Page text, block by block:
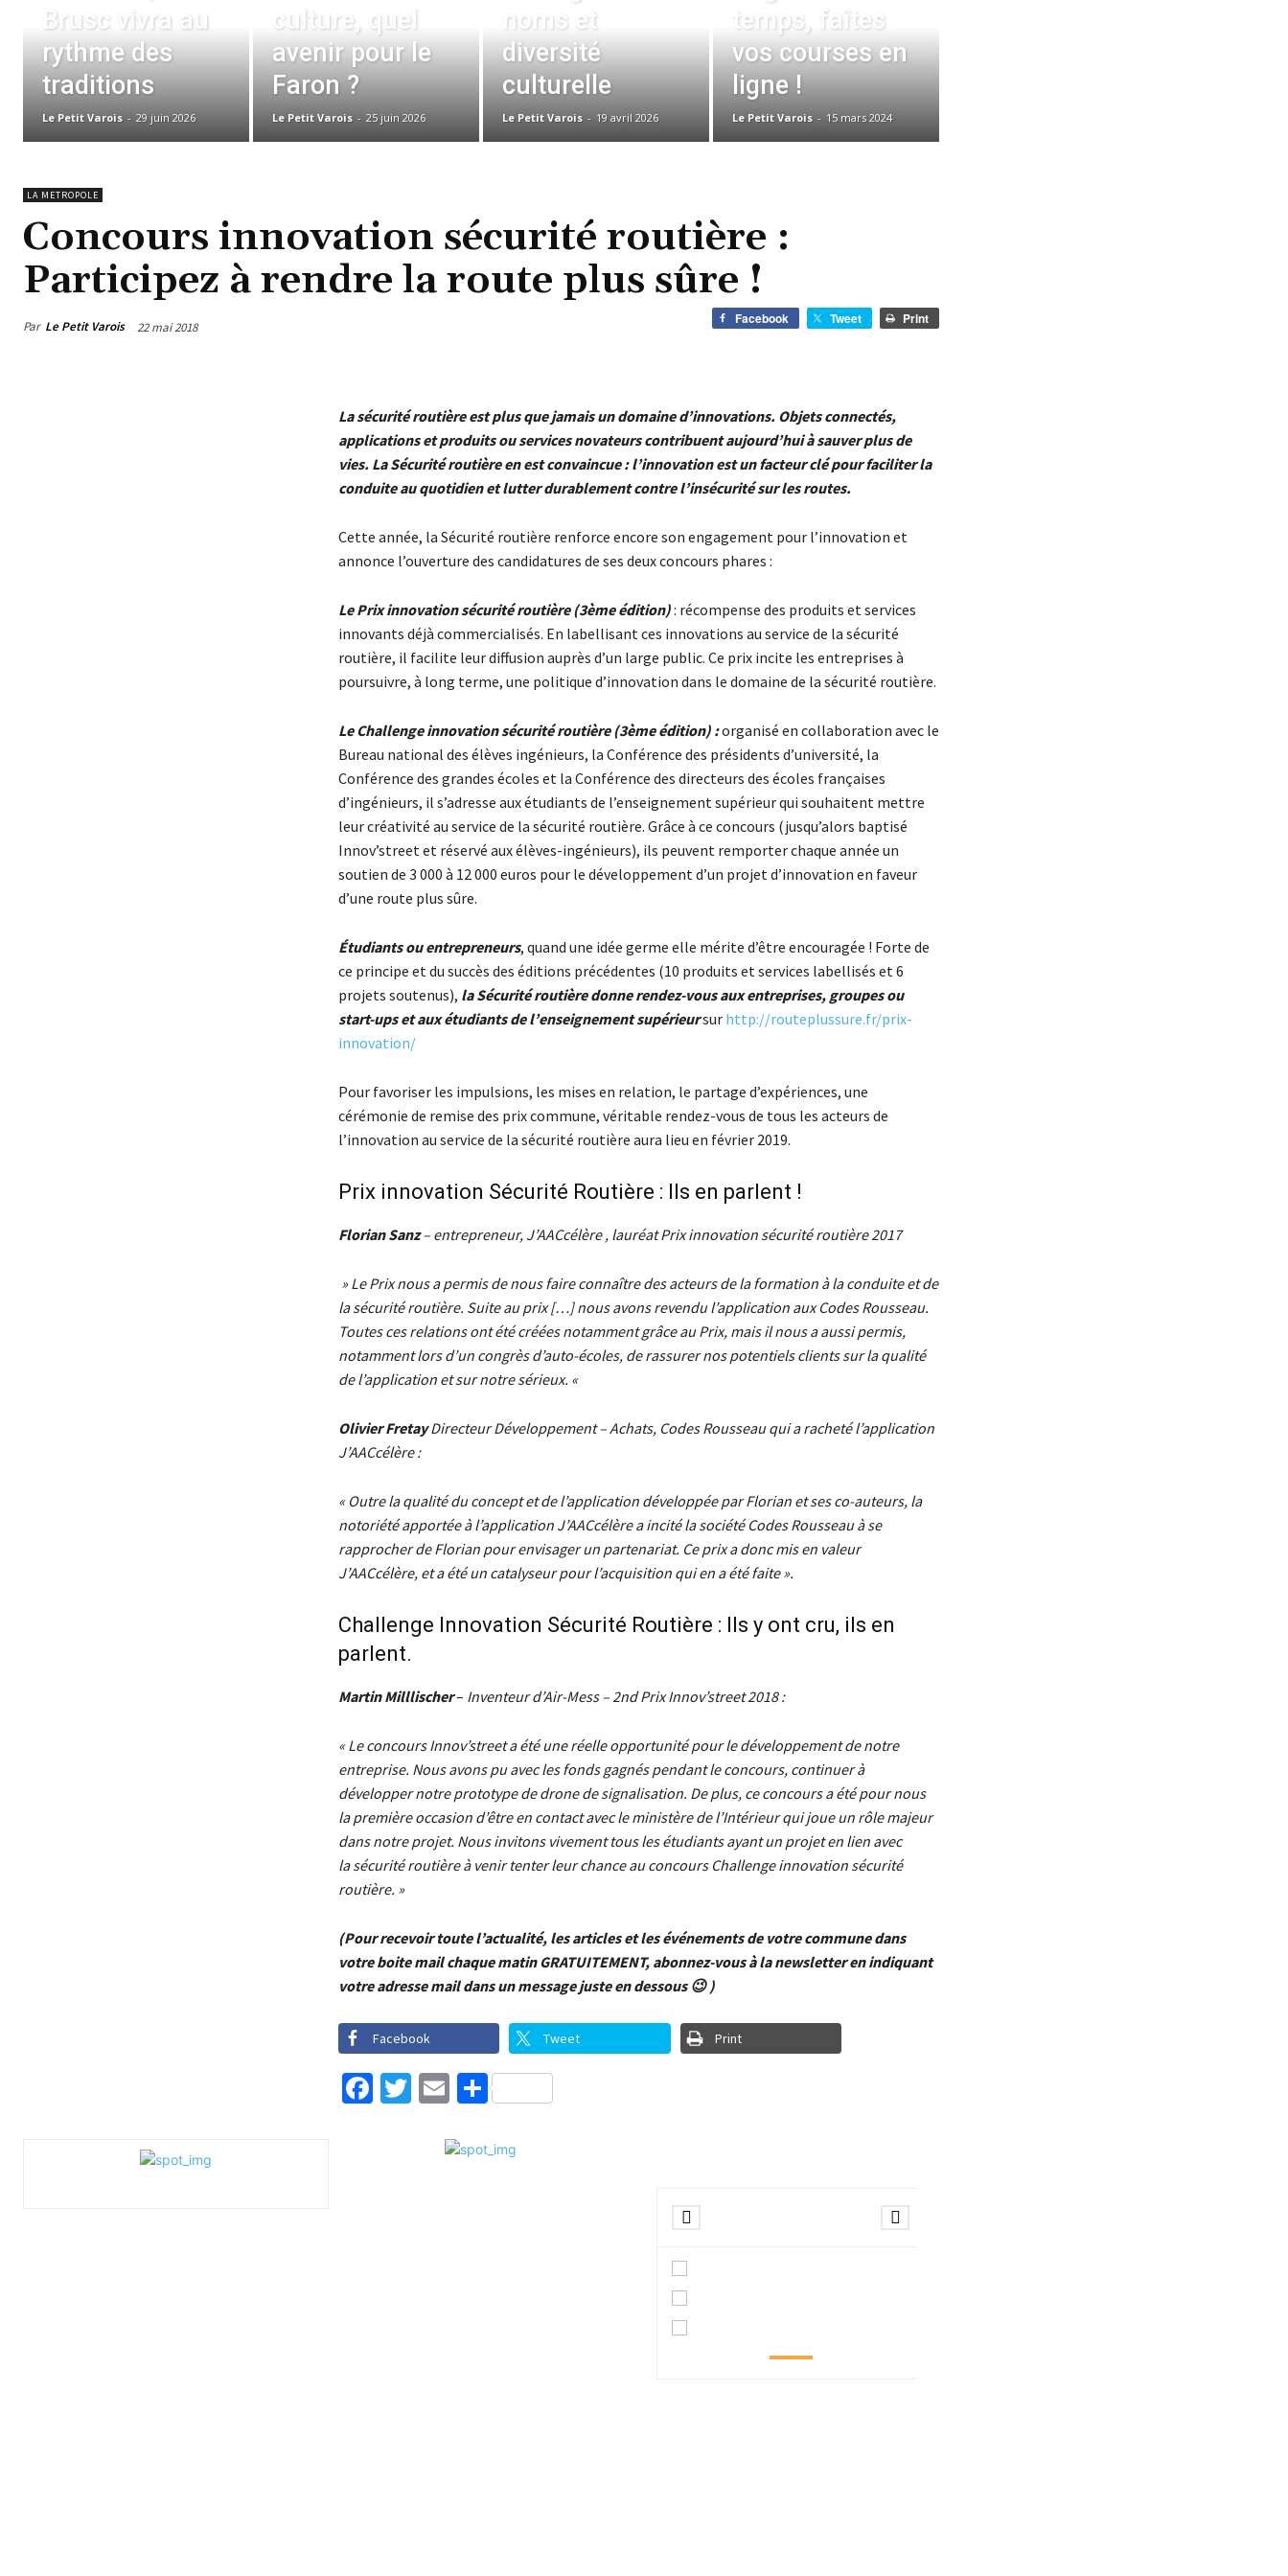
Brusc vivra au
rythme des
traditions
Le Petit Varois - 29 juin 2026
culture, quel
avenir pour le
Faron ?
Le Petit Varois - 25 juin 2026
noms et
diversité
culturelle
Le Petit Varois - 19 avril 2026
temps, faîtes
vos courses en
ligne !
Le Petit Varois - 15 mars 2024
LA METROPOLE
Concours innovation sécurité routière :
Participez à rendre la route plus sûre !
Par Le Petit Varois 22 mai 2018
Facebook Tweet Print
La sécurité routière est plus que jamais un domaine d’innovations. Objets connectés,
applications et produits ou services novateurs contribuent aujourd’hui à sauver plus de
vies. La Sécurité routière en est convaincue : l’innovation est un facteur clé pour faciliter la
conduite au quotidien et lutter durablement contre l’insécurité sur les routes.
Cette année, la Sécurité routière renforce encore son engagement pour l’innovation et
annonce l’ouverture des candidatures de ses deux concours phares :
Le Prix innovation sécurité routière (3ème édition): récompense des produits et services
innovants déjà commercialisés. En labellisant ces innovations au service de la sécurité
routière, il facilite leur diffusion auprès d’un large public. Ce prix incite les entreprises à
poursuivre, à long terme, une politique d’innovation dans le domaine de la sécurité routière.
Le Challenge innovation sécurité routière (3ème édition) :organisé en collaboration avec le
Bureau national des élèves ingénieurs, la Conférence des présidents d’université, la
Conférence des grandes écoles et la Conférence des directeurs des écoles françaises
d’ingénieurs, il s’adresse aux étudiants de l’enseignement supérieur qui souhaitent mettre
leur créativité au service de la sécurité routière. Grâce à ce concours (jusqu’alors baptisé
Innov’street et réservé aux élèves-ingénieurs), ils peuvent remporter chaque année un
soutien de 3 000 à 12 000 euros pour le développement d’un projet d’innovation en faveur
d’une route plus sûre.
Étudiants ou entrepreneurs, quand une idée germe elle mérite d’être encouragée ! Forte de
ce principe et du succès des éditions précédentes (10 produits et services labellisés et 6
projets soutenus), la Sécurité routière donne rendez-vous aux entreprises, groupes ou
start-ups et aux étudiants de l’enseignement supérieursur http://routeplussure.fr/prix-
innovation/
Pour favoriser les impulsions, les mises en relation, le partage d’expériences, une
cérémonie de remise des prix commune, véritable rendez-vous de tous les acteurs de
l’innovation au service de la sécurité routière aura lieu en février 2019.
Prix innovation Sécurité Routière : Ils en parlent !
Florian Sanz– entrepreneur, J’AACcélère , lauréat Prix innovation sécurité routière 2017
» Le Prix nous a permis de nous faire connaître des acteurs de la formation à la conduite et de
la sécurité routière. Suite au prix […] nous avons revendu l’application aux Codes Rousseau.
Toutes ces relations ont été créées notamment grâce au Prix, mais il nous a aussi permis,
notamment lors d’un congrès d’auto-écoles, de rassurer nos potentiels clients sur la qualité
de l’application et sur notre sérieux. «
Olivier FretayDirecteur Développement – Achats, Codes Rousseau qui a racheté l’application
J’AACcélère :
« Outre la qualité du concept et de l’application développée par Florian et ses co-auteurs, la
notoriété apportée à l’application J’AACcélère a incité la société Codes Rousseau à se
rapprocher de Florian pour envisager un partenariat. Ce prix a donc mis en valeur
J’AACcélère, et a été un catalyseur pour l’acquisition qui en a été faite ».
Challenge Innovation Sécurité Routière : Ils y ont cru, ils en
parlent.
Martin Milllischer– Inventeur d’Air-Mess – 2nd Prix Innov’street 2018 :
« Le concours Innov’street a été une réelle opportunité pour le développement de notre
entreprise. Nous avons pu avec les fonds gagnés pendant le concours, continuer à
développer notre prototype de drone de signalisation. De plus, ce concours a été pour nous
la première occasion d’être en contact avec le ministère de l’Intérieur qui joue un rôle majeur
dans notre projet. Nous invitons vivement tous les étudiants ayant un projet en lien avec
la sécurité routière à venir tenter leur chance au concours Challenge innovation sécurité
routière. »
(Pour recevoir toute l’actualité, les articles et les événements de votre commune dans
votre boite mail chaque matin GRATUITEMENT, abonnez-vous à la newsletter en indiquant
votre adresse mail dans un message juste en dessous 😉 )
Facebook Tweet Print
Facebook
Twitter
EmailPartager